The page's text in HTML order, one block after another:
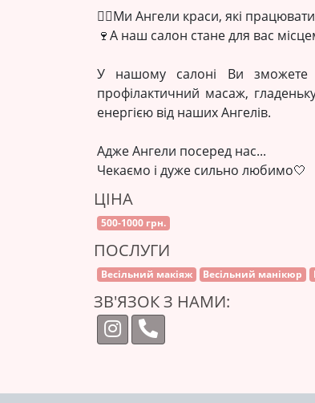
💆‍♀️Ми Ангели краси, які
🍷А наш салон стане для вас
У нашому салоні Ви зможете
профілактичний масаж,
енергією від наших Ангелів.
Адже Ангели посеред нас...
Чекаємо і дуже сильно любимо🤍
ЦІНА
500-1000 грн.
ПОСЛУГИ
Весільний макіяж Весільний манікюр
ЗВ'ЯЗОК З НАМИ: